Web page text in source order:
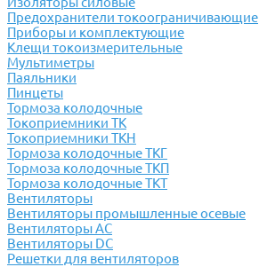
Предохранители токоограничивающие
Приборы и комплектующие
Клещи токоизмерительные
Мультиметры
Паяльники
Пинцеты
Тормоза колодочные
Токоприемники ТК
Токоприемники ТКН
Тормоза колодочные ТКГ
Тормоза колодочные ТКП
Тормоза колодочные ТКТ
Вентиляторы
Вентиляторы промышленные осевые
Вентиляторы АС
Вентиляторы DC
Решетки для вентиляторов